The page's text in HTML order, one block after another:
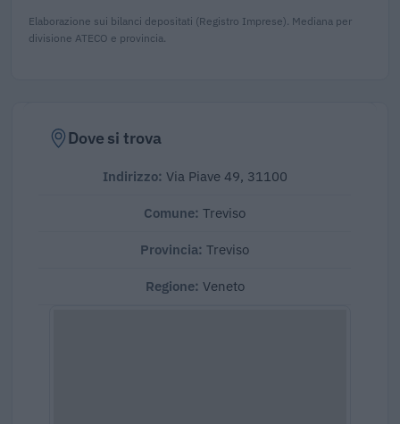
Elaborazione sui bilanci depositati (Registro Imprese). Mediana per
divisione ATECO e provincia.
Dove si trova
Indirizzo: Via Piave 49, 31100
Comune: Treviso
Provincia: Treviso
Regione: Veneto